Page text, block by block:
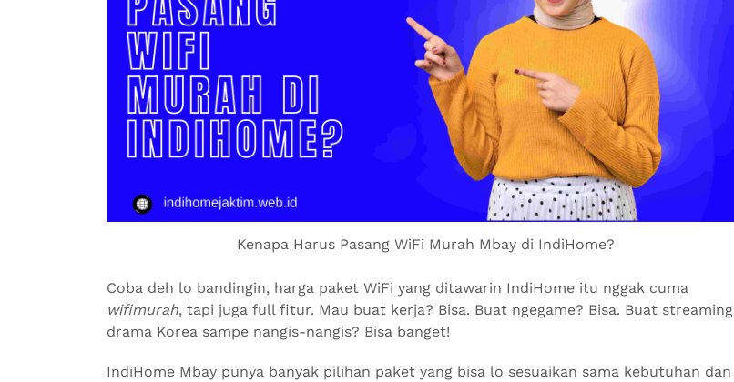
Kenapa Harus Pasang WiFi Murah Mbay di IndiHome?
Coba deh lo bandingin, harga paket WiFi yang ditawarin IndiHome itu nggak cuma
wifimurah, tapi juga full fitur. Mau buat kerja? Bisa. Buat ngegame? Bisa. Buat streaming
drama Korea sampe nangis-nangis? Bisa banget!
IndiHome Mbay punya banyak pilihan paket yang bisa lo sesuaikan sama kebutuhan dan